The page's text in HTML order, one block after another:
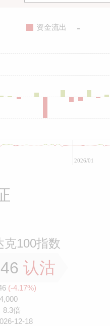
资金流出 -
2026/01
克100指数
认沽
(-4.17%)
8.3倍
12-18